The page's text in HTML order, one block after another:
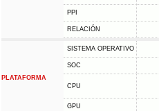
PPI
RELACIÓN
PLATAFORMA
SISTEMA OPERATIVO
SOC
CPU
GPU